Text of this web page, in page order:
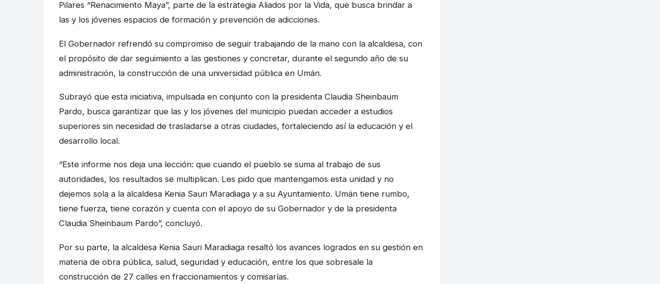
Pilares “Renacimiento Maya”, parte de la estrategia Aliados por la Vida, que busca brindar a
las y los jóvenes espacios de formación y prevención de adicciones.
El Gobernador refrendó su compromiso de seguir trabajando de la mano con la alcaldesa, con
el propósito de dar seguimiento a las gestiones y concretar, durante el segundo año de su
administración, la construcción de una universidad pública en Umán.
Subrayó que esta iniciativa, impulsada en conjunto con la presidenta Claudia Sheinbaum
Pardo, busca garantizar que las y los jóvenes del municipio puedan acceder a estudios
superiores sin necesidad de trasladarse a otras ciudades, fortaleciendo así la educación y el
desarrollo local.
“Este informe nos deja una lección: que cuando el pueblo se suma al trabajo de sus
autoridades, los resultados se multiplican. Les pido que mantengamos esta unidad y no
dejemos sola a la alcaldesa Kenia Sauri Maradiaga y a su Ayuntamiento. Umán tiene rumbo,
tiene fuerza, tiene corazón y cuenta con el apoyo de su Gobernador y de la presidenta
Claudia Sheinbaum Pardo”, concluyó.
Por su parte, la alcaldesa Kenia Sauri Maradiaga resaltó los avances logrados en su gestión en
materia de obra pública, salud, seguridad y educación, entre los que sobresale la
construcción de 27 calles en fraccionamientos y comisarías.